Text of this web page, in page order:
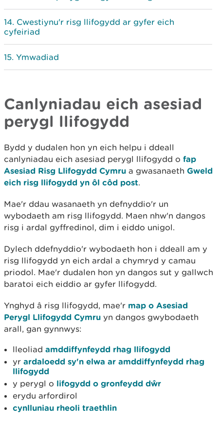
Cwestiynu'r risg llifogydd ar gyfer eich
cyfeiriad
Ymwadiad
Canlyniadau eich asesiad
perygl llifogydd
Bydd y dudalen hon yn eich helpu i ddeall
canlyniadau eich asesiad perygl llifogydd o fap
Asesiad Risg Llifogydd Cymru a gwasanaeth Gweld
eich risg llifogydd yn ôl côd post.
Mae'r ddau wasanaeth yn defnyddio'r un
wybodaeth am risg llifogydd. Maen nhw'n dangos
risg i ardal gyffredinol, dim i eiddo unigol.
Dylech ddefnyddio'r wybodaeth hon i ddeall am y
risg llifogydd yn eich ardal a chymryd y camau
priodol. Mae'r dudalen hon yn dangos sut y gallwch
baratoi eich eiddio ar gyfer llifogydd.
Ynghyd â risg llifogydd, mae'r map o Asesiad
Perygl Llifogydd Cymru yn dangos gwybodaeth
arall, gan gynnwys:
lleoliad amddiffynfeydd rhag llifogydd
yr ardaloedd sy'n elwa ar amddiffynfeydd rhag
llifogydd
y perygl o lifogydd o gronfeydd dŵr
erydu arfordirol
cynlluniau rheoli traethlin